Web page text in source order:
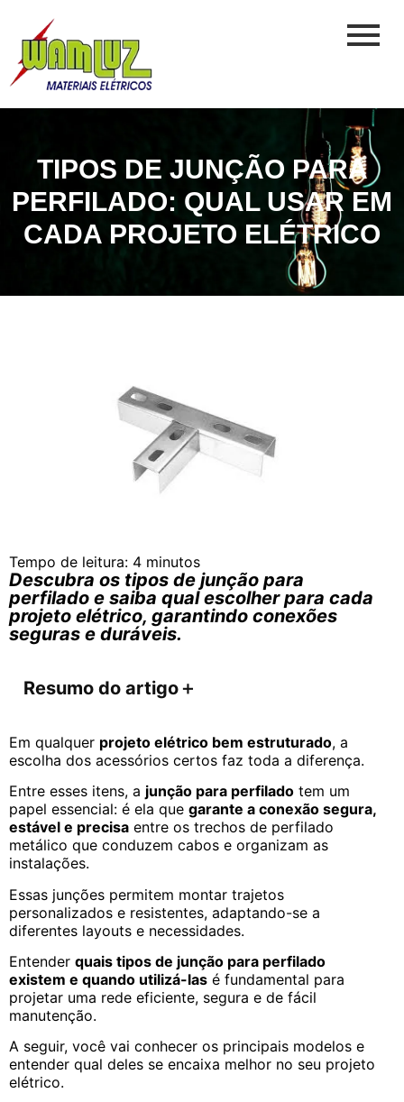
TIPOS DE JUNÇÃO PARA
PERFILADO: QUAL USAR EM
CADA PROJETO ELÉTRICO
Tempo de leitura: 4 minutos
Descubra os tipos de junção para
perfilado e saiba qual escolher para cada
projeto elétrico, garantindo conexões
seguras e duráveis.
Resumo do artigo＋
Em qualquer projeto elétrico bem estruturado, a
escolha dos acessórios certos faz toda a diferença.
Entre esses itens, a junção para perfilado tem um
papel essencial: é ela que garante a conexão segura,
estável e precisa entre os trechos de perfilado
metálico que conduzem cabos e organizam as
instalações.
Essas junções permitem montar trajetos
personalizados e resistentes, adaptando-se a
diferentes layouts e necessidades.
Entender quais tipos de junção para perfilado
existem e quando utilizá-las é fundamental para
projetar uma rede eficiente, segura e de fácil
manutenção.
A seguir, você vai conhecer os principais modelos e
entender qual deles se encaixa melhor no seu projeto
elétrico.